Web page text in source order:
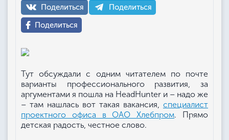
Поделиться
Поделиться
Поделиться
Тут обсуждали с одним читателем по почте
варианты профессионального развития, за
аргументами я пошла на HeadHunter и – надо же
– там нашлась вот такая вакансия, специалист
проектного офиса в ОАО Хлебпром. Прямо
детская радость, честное слово.